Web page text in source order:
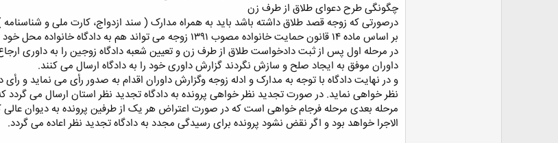
چگونگی طرح دعوای طلاق از طرف زن
درصورتی که زوجه قصد طلاق داشته باشد باید به همراه مدارک ( سند ازدواج، کارت ملی و
بر اساس ماده ۱۴ قانون حمایت خانواده مصوب ۱۳۹۱ زوجه می تواند هم به دادگاه خانواده محل خود و هم به دادگاه خانواده محل اقامت شوهرش مراجعه نماید.
در مرحله اول پس از ثبت دادخواست طلاق از طرف زن و تعیین شعبه دادگاه زوجین را به داوری
داوران موفق به ایجاد صلح و سازش نگردند گزارش داوری خود را به دادگاه ارسال می کنند.
نظر خواهی نماید. در صورت تجدید نظر خواهی پرونده به دادگاه تجدید نظر استان ارسال می
مرحله بعدی مرحله فرجام خواهی است که در صورت اعتراض هر یک از طرفین پرونده به دیوان عالی
الاجرا خواهد بود و اگر نقض نشود پرونده برای رسیدگی مجدد به دادگاه تجدید نظر اعاده می گردد.